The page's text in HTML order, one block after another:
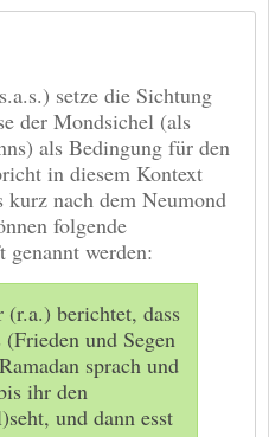
setze die Sichtung
der Mondsichel (als
als Bedingung für den
in diesem Kontext
nach dem Neumond
folgende
werden:
(r.a.) berichtet, dass
und Segen
sprach und
ihr den
und dann esst